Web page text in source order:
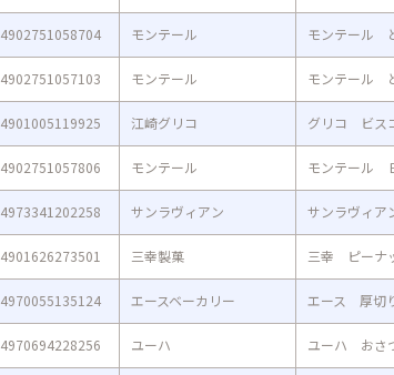
4902751058704 モンテール モンテール
4902751057103 モンテール モンテール
4901005119925 江崎グリコ グリコ ビス
4902751057806 モンテール モンテール
4973341202258 サンラヴィアン サンラヴィ
4901626273501 三幸製菓 三幸 ピーナ
4970055135124 エースベーカリー エース 厚切
4970694228256 ユーハ ユーハ おさ